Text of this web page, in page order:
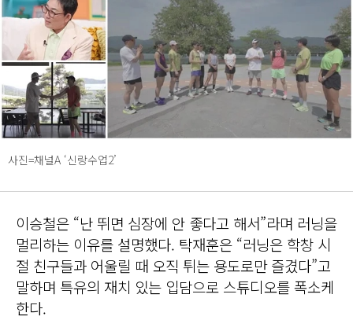
사진=채널A ‘신랑수업2’
이승철은 “난 뛰면 심장에 안 좋다고 해서”라며 러닝을
멀리하는 이유를 설명했다. 탁재훈은 “러닝은 학창 시
절 친구들과 어울릴 때 오직 튀는 용도로만 즐겼다”고
말하며 특유의 재치 있는 입담으로 스튜디오를 폭소케
한다.